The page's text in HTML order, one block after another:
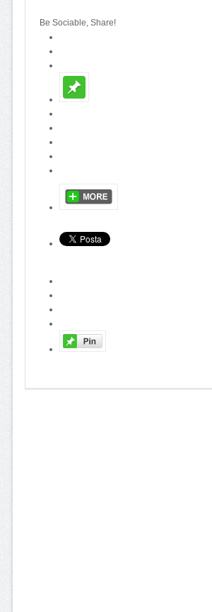
Be Sociable, Share!